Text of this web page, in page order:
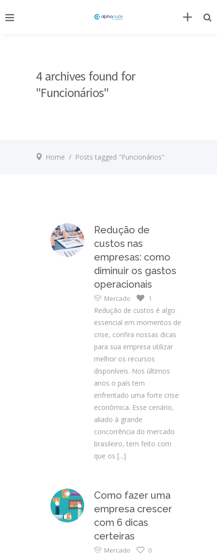
4 archives found for
"Funcionários"
Home / Posts tagged "Funcionários"
Redução de
custos nas
empresas: como
diminuir os gastos
operacionais
Mercado 1
Redução de custos é algo
essencial em momentos de
crise, confira nossas dicas
para sua empresa utilizar
melhor os recursos
disponíveis. Nos últimos
anos o país tem
enfrentado uma forte crise
econômica. Esse cenário,
aliado à grande
concorrência do mercado
brasileiro, tem feito com
que os [...]
Como fazer uma
empresa crescer
com 6 dicas
certeiras
Mercado 0